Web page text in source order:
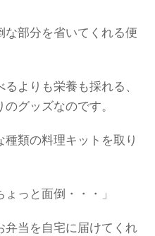
な部分を省いてくれる便
よりも栄養も採れる、
グッズなのです。
類の料理キットを取り
っと面倒・・・」
弁当を自宅に届けてくれ